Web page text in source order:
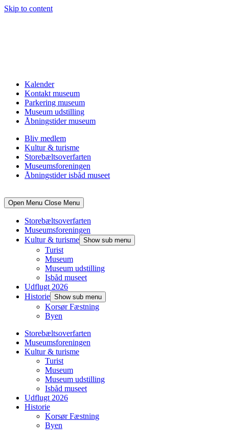
Skip to content
Kalender
Kontakt museum
Parkering museum
Museum udstilling
Åbningstider museum
Bliv medlem
Kultur & turisme
Storebæltsoverfarten
Museumsforeningen
Åbningstider isbåd museet
Open Menu Close Menu
Storebæltsoverfarten
Museumsforeningen
Kultur & turisme Show sub menu
Turist
Museum
Museum udstilling
Isbåd museet
Udflugt 2026
Historie Show sub menu
Korsør Fæstning
Byen
Storebæltsoverfarten
Museumsforeningen
Kultur & turisme
Turist
Museum
Museum udstilling
Isbåd museet
Udflugt 2026
Historie
Korsør Fæstning
Byen